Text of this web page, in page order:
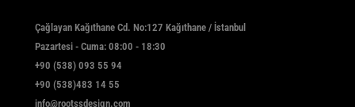
Çağlayan Kağıthane Cd. No:127 Kağıthane / İstanbul
Pazartesi - Cuma: 08:00 - 18:30
+90 (538) 093 55 94
+90 (538)483 14 55
info@rootssdesign.com